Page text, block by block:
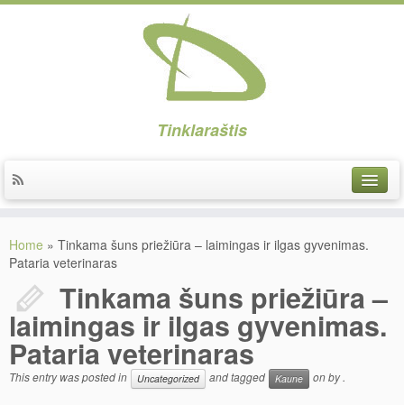
Tinklaraštis
Implantacija
Protezavimas
Higiena
Estetika
Home » Tinkama šuns priežiūra – laimingas ir ilgas gyvenimas.
Pataria veterinaras
Tinkama šuns priežiūra –
laimingas ir ilgas gyvenimas.
Pataria veterinaras
This entry was posted in Uncategorized and tagged Kaune onby.